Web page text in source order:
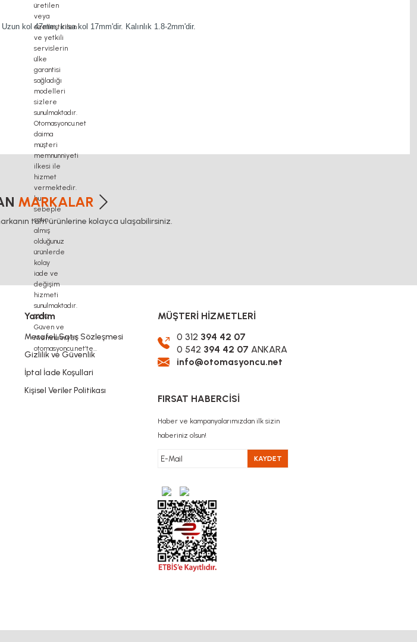
kol 47mm, kısa kol 17mm'dir. Kalınlık 1.8-2mm'dir.
bant, kramiyer dişli, mantar stop, otomatik yağlama sistemleri, rulolu konveyör fiyatları, 12v 50a güç kaynağı, 2kw servo motor,
yorumu siz yapın!
Yorum Yaz
kullanarak tarafımıza iletebilirsiniz.
MARKALAR
tüm ürünlerine kolayca ulaşabilirsiniz.
Yardım
Mesafeli Satış Sözleşmesi
Gizlilik ve Güvenlik
İptal İade Koşullari
Kişisel Veriler Politikası
MÜŞTERİ HİZMETLERİ
0 312 394 42 07
0 542 394 42 07 ANKARA
info@otomasyoncu.net
FIRSAT HABERCİSİ
Haber ve kampanyalarımızdan ilk sizin
haberiniz olsun!
KAYDET